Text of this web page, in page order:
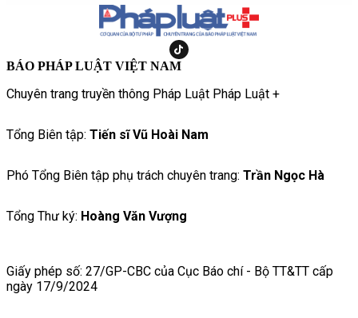
BÁO PHÁP LUẬT VIỆT NAM
Chuyên trang truyền thông Pháp Luật Pháp Luật +
Tổng Biên tập: Tiến sĩ Vũ Hoài Nam
Phó Tổng Biên tập phụ trách chuyên trang: Trần Ngọc Hà
Tổng Thư ký: Hoàng Văn Vượng
Giấy phép số: 27/GP-CBC của Cục Báo chí - Bộ TT&TT cấp
ngày 17/9/2024